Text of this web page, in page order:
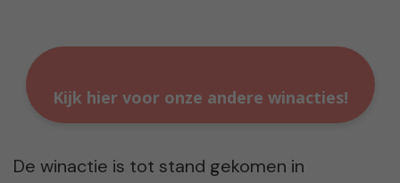
Kijk hier voor onze andere winacties!
De winactie is tot stand gekomen in